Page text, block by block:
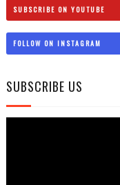
SUBSCRIBE ON YOUTUBE
FOLLOW ON INSTAGRAM
SUBSCRIBE US